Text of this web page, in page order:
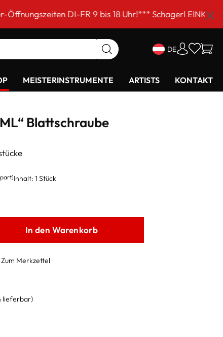
DI-FR 9 bis 18 Uhr!*** Schagerl
DE
MEISTERINSTRUMENTE ARTISTS KONTAKT
Blattschraube
Inhalt: 1 Stück
In den Warenkorb
Zum Merkzettel
lieferbar)